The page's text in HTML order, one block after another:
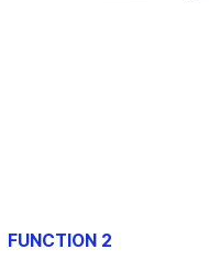
FUNCTION 2